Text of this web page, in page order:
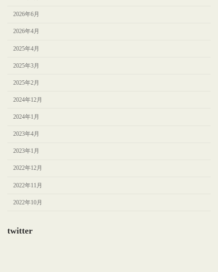
2026年6月
2026年4月
2025年4月
2025年3月
2025年2月
2024年12月
2024年1月
2023年4月
2023年1月
2022年12月
2022年11月
2022年10月
twitter